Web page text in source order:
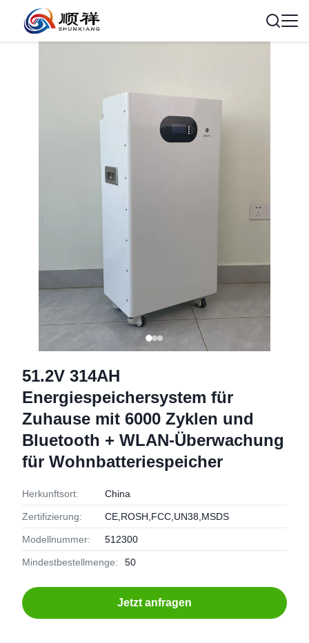
51.2V 314AH
Energiespeichersystem für
Zuhause mit 6000 Zyklen und
Bluetooth + WLAN-Überwachung
für Wohnbatteriespeicher
Herkunftsort: China
Zertifizierung: CE,ROSH,FCC,UN38,MSDS
Modellnummer: 512300
Mindestbestellmenge: 50
Jetzt anfragen